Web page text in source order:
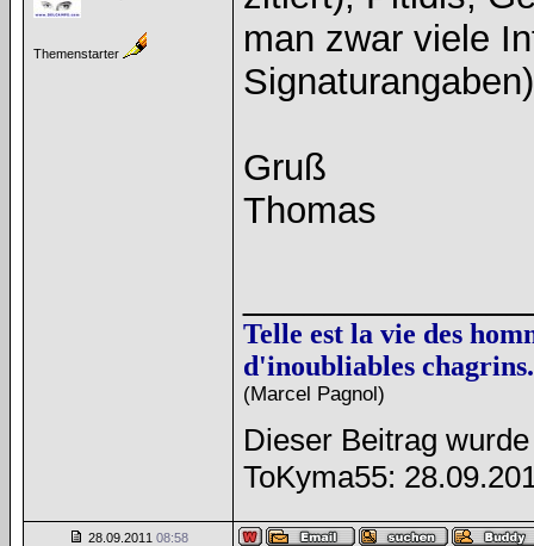
Themenstarter
man zwar viele
Gruß
Thomas
Telle est la vie des
d'inoubliables chagrins.
(Marcel Pagnol)
Dieser Beitrag
ToKyma55:
28.09.2011 08:58